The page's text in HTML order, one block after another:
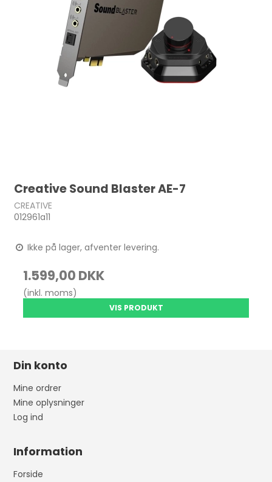
Creative Sound Blaster AE-7
CREATIVE
012961a11
Ikke på lager, afventer levering.
1.599,00 DKK
(inkl. moms)
VIS PRODUKT
Din konto
Mine ordrer
Mine oplysninger
Log ind
Information
Forside